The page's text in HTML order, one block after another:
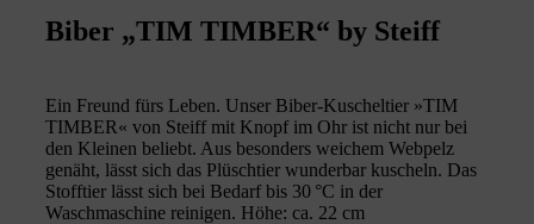
Biber „TIM TIMBER“ by Steiff
Ein Freund fürs Leben. Unser Biber-Kuscheltier »TIM
TIMBER« von Steiff mit Knopf im Ohr ist nicht nur bei
den Kleinen beliebt. Aus besonders weichem Webpelz
genäht, lässt sich das Plüschtier wunderbar kuscheln. Das
Stofftier lässt sich bei Bedarf bis 30 °C in der
Waschmaschine reinigen. Höhe: ca. 22 cm